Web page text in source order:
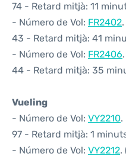
74 - Retard mitjà: 11
- Número de Vol: FR2402
43 - Retard mitjà: 41
- Número de Vol: FR2406
44 - Retard mitjà: 35
Vueling
- Número de Vol: VY2210.
97 - Retard mitjà: 1
- Número de Vol: VY2212.